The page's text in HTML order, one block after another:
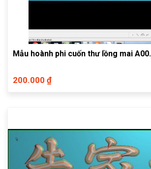
Mẫu hoành phi cuốn thư lồng mai A00.
200.000 ₫